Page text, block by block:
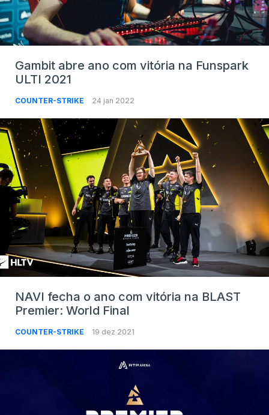
Gambit abre ano com vitória na Funspark
ULTI 2021
COUNTER-STRIKE 24 jan 2022
NAVI fecha o ano com vitória na BLAST
Premier: World Final
COUNTER-STRIKE 19 dez 2021